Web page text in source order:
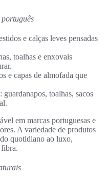
e calças leves pensadas
toalhas e enxovais
e capas de almofada que
guardanapos, toalhas, sacos
em marcas portuguesas e
A variedade de produtos
quotidiano ao luxo,